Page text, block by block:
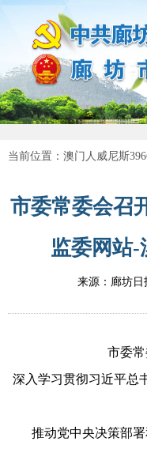
当前位置： 澳门人威尼斯
市委常委会召
监委网站-
来源：廊坊日
市委
深入学习贯彻习近平总
推动党中央决策部